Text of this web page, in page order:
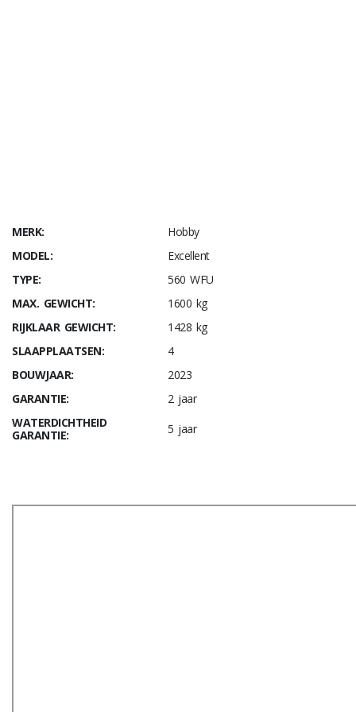
MERK:
Hobby
MODEL:
Excellent
TYPE:
560 WFU
MAX. GEWICHT:
1600 kg
RIJKLAAR GEWICHT:
1428 kg
SLAAPPLAATSEN:
4
BOUWJAAR:
2023
GARANTIE:
2 jaar
WATERDICHTHEID
GARANTIE:
5 jaar